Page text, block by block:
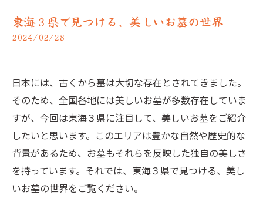
東海３県で見つける、美しいお墓の世界
2024/02/28
日本には、古くから墓は大切な存在とされてきました。
そのため、全国各地には美しいお墓が多数存在していま
すが、今回は東海３県に注目して、美しいお墓をご紹介
したいと思います。このエリアは豊かな自然や歴史的な
背景があるため、お墓もそれらを反映した独自の美しさ
を持っています。それでは、東海３県で見つける、美し
いお墓の世界をご覧ください。